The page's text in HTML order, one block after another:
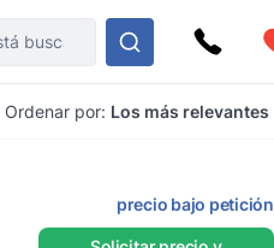
Ordenar por: Los más relevantes
precio bajo petición